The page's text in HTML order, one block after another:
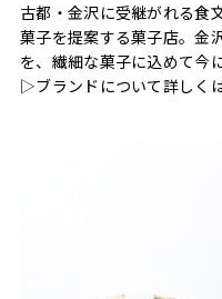
古都・金沢に受継がれる食
菓子を提案する菓子店。金
を、繊細な菓子に込めて今
▷ブランドについて詳しく